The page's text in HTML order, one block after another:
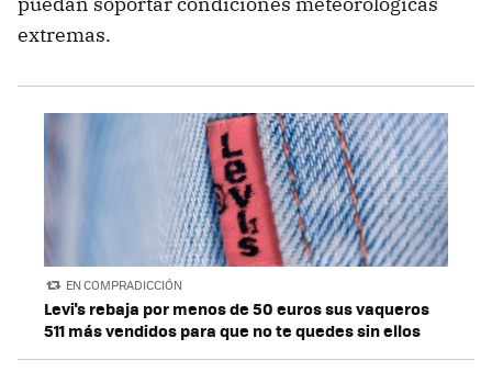
extremas.
EN COMPRADICCIÓN
Levi's rebaja por menos de 50 euros sus vaqueros
511 más vendidos para que no te quedes sin ellos